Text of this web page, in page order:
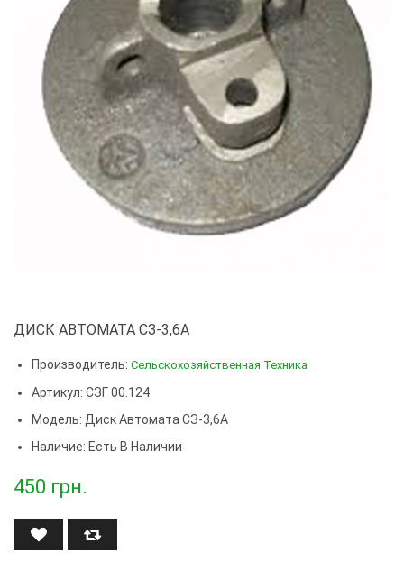
ДИСК АВТОМАТА СЗ-3,6А
Производитель: Сельскохозяйственная Техника
Артикул: СЗГ 00.124
Модель: Диск Автомата СЗ-3,6А
Наличие: Есть В Наличии
450 грн.